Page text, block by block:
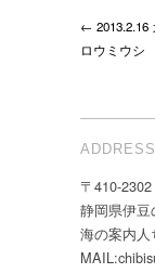
← 2013.2.16
ロウミウシ
ADDRESS
〒410-2302
静岡県伊
海の案内人